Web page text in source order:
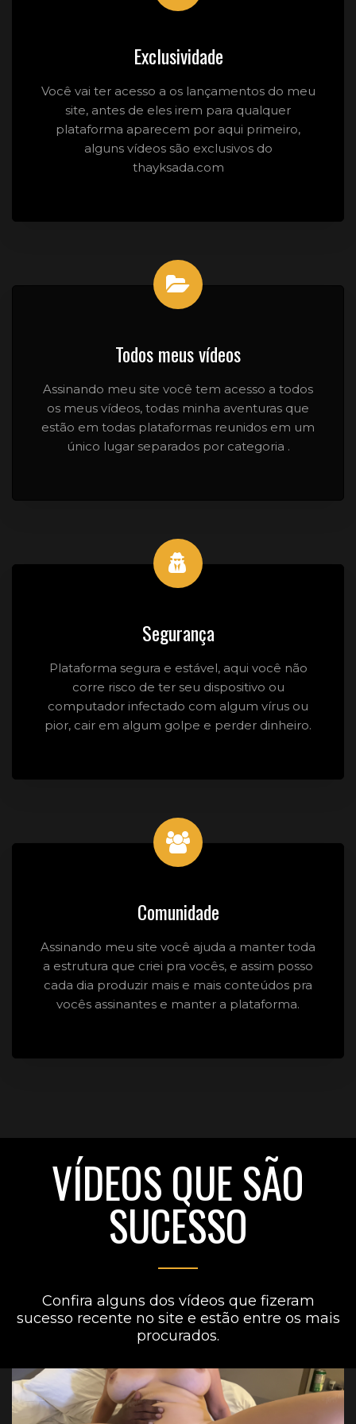
Exclusividade
Você vai ter acesso a os lançamentos do meu
site, antes de eles irem para qualquer
plataforma aparecem por aqui primeiro,
alguns vídeos são exclusivos do
thayksada.com
Todos meus vídeos
Assinando meu site você tem acesso a todos
os meus vídeos, todas minha aventuras que
estão em todas plataformas reunidos em um
único lugar separados por categoria .
Segurança
Plataforma segura e estável, aqui você não
corre risco de ter seu dispositivo ou
computador infectado com algum vírus ou
pior, cair em algum golpe e perder dinheiro.
Comunidade
Assinando meu site você ajuda a manter toda
a estrutura que criei pra vocês, e assim posso
cada dia produzir mais e mais conteúdos pra
vocês assinantes e manter a plataforma.
VÍDEOS QUE SÃO
SUCESSO
Confira alguns dos vídeos que fizeram
sucesso recente no site e estão entre os mais
procurados.